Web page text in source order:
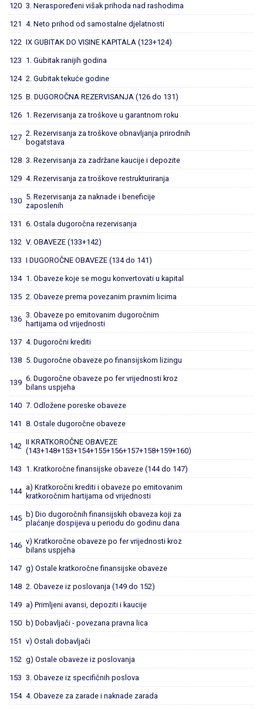
120 3. Neraspoređeni višak prihoda nad rashodima
121 4. Neto prihod od samostalne djelatnosti
122 IX GUBITAK DO VISINE KAPITALA (123+124)
123 1. Gubitak ranijih godina
124 2. Gubitak tekuće godine
125 B. DUGOROČNA REZERVISANJA (126 do 131)
126 1. Rezervisanja za troškove u garantnom roku
127 2. Rezervisanja za troškove obnavljanja prirodnih
bogatstava
128 3. Rezervisanja za zadržane kaucije i depozite
129 4. Rezervisanja za troškove restrukturiranja
130 5. Rezervisanja za naknade i beneficije
zaposlenih
131 6. Ostala dugoročna rezervisanja
132 V. OBAVEZE (133+142)
133 I DUGOROČNE OBAVEZE (134 do 141)
134 1. Obaveze koje se mogu konvertovati u kapital
135 2. Obaveze prema povezanim pravnim licima
136 3. Obaveze po emitovanim dugoročnim
hartijama od vrijednosti
137 4. Dugoročni krediti
138 5. Dugoročne obaveze po finansijskom lizingu
139 6. Dugoročne obaveze po fer vrijednosti kroz
bilans uspjeha
140 7. Odložene poreske obaveze
141 8. Ostale dugoročne obaveze
142 II KRATKOROČNE OBAVEZE
(143+148+153+154+155+156+157+158+159+160)
143 1. Kratkoročne finansijske obaveze (144 do 147)
144 a) Kratkoročni krediti i obaveze po emitovanim
kratkoročnim hartijama od vrijednosti
145 b) Dio dugoročnih finansijskih obaveza koji za
plaćanje dospijeva u periodu do godinu dana
146 v) Kratkoročne obaveze po fer vrijednosti kroz
bilans uspjeha
147 g) Ostale kratkoročne finansijske obaveze
148 2. Obaveze iz poslovanja (149 do 152)
149 a) Primljeni avansi, depoziti i kaucije
150 b) Dobavljači - povezana pravna lica
151 v) Ostali dobavljači
152 g) Ostale obaveze iz poslovanja
153 3. Obaveze iz specifičnih poslova
154 4. Obaveze za zarade i naknade zarada